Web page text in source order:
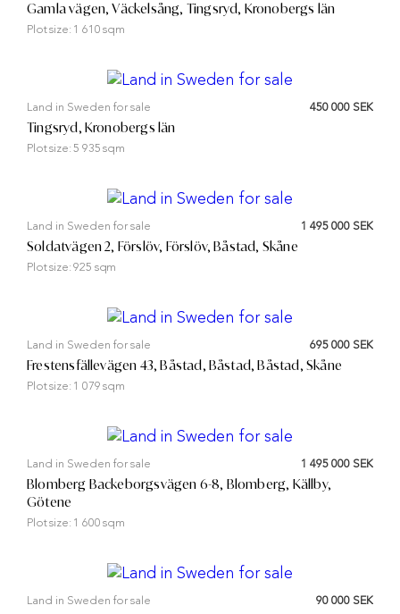
Gamla vägen, Väckelsång, Tingsryd, Kronobergs län
Plot size: 1 610 sqm
Land in Sweden for sale 450 000 SEK
Tingsryd, Kronobergs län
Plot size:5 935 sqm
Land in Sweden for sale 1 495 000 SEK
Soldatvägen 2, Förslöv, Förslöv, Båstad, Skåne
Plot size:925 sqm
Land in Sweden for sale 695 000 SEK
Frestensfällevägen 43, Båstad, Båstad, Båstad, Skåne
Plot size: 1 079 sqm
Land in Sweden for sale 1 495 000 SEK
Blomberg Backeborgsvägen 6-8, Blomberg, Källby,
Götene
Plot size: 1 600 sqm
Land in Sweden for sale 90 000 SEK